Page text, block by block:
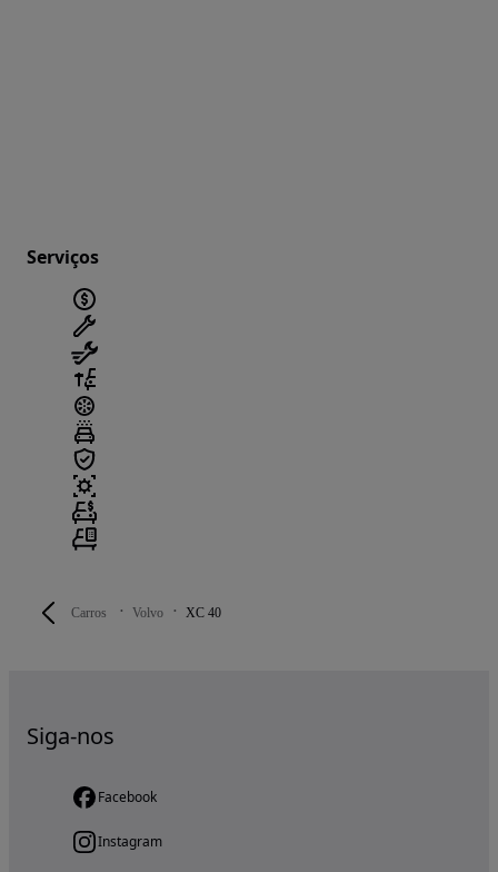
Carros Volvo XC 40
Serviços
Siga-nos
Facebook
Instagram